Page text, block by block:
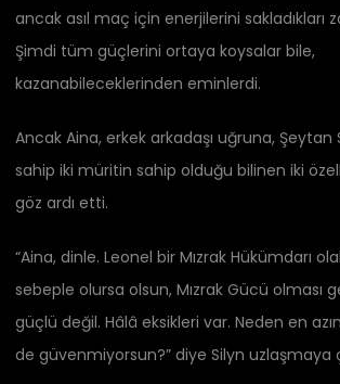
ancak asıl maç için enerjilerini sakladıkları
Şimdi tüm güçlerini ortaya koysalar bile,
kazanabileceklerinden eminlerdi.
Ancak Aina, erkek arkadaşı uğruna, Şeytan
sahip iki müritin sahip olduğu bilinen iki
göz ardı etti.
“Aina, dinle. Leonel bir Mızrak Hükümdarı
sebeple olursa olsun, Mızrak Gücü olması
güçlü değil. Hâlâ eksikleri var. Neden en
de güvenmiyorsun?” diye Silyn uzlaşmaya